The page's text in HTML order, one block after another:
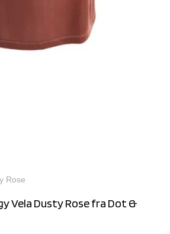
Rose
Vela Dusty Rose fra Dot &